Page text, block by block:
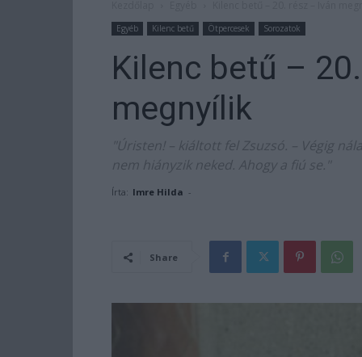
Egyéb Kilenc betű Ötpercesek Sorozatok
Kilenc betű –
megnyílik
"Úristen! – kiáltott fel Zsuzsó. – Végig
nem hiányzik neked. Ahogy a fiú se."
Írta: Imre Hilda -
Share